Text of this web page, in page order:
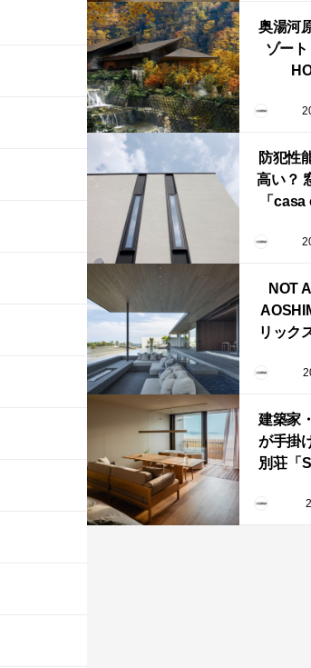
本で発
奥湯河
ゾー
誕生
防犯性
高い？
「
ブ）」
感
NOT
リック
「
建築家
が手掛
別荘「
Owners